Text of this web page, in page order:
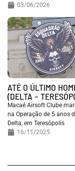
03/06/2026
ATÉ O ÚLTIMO
(DELTA –
Macaé Airsoft Clube
na Operação de 5 anos
Delta, em Teresópolis
16/11/2025